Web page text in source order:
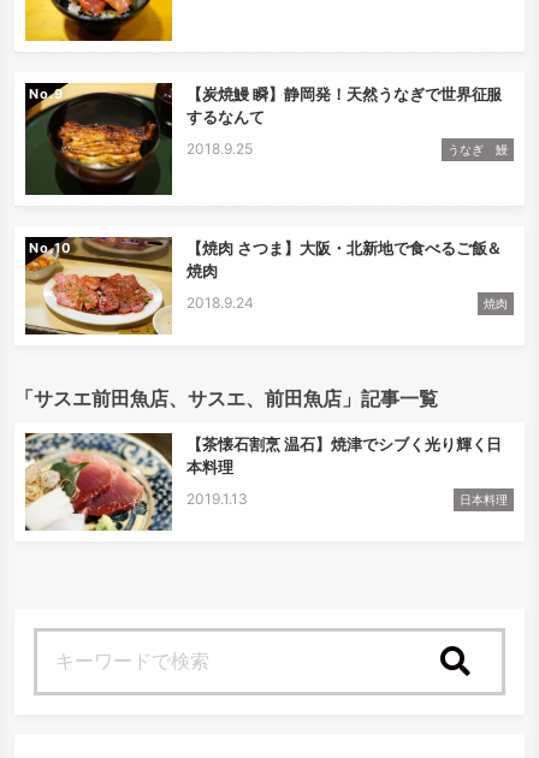
No.
【炭焼鰻 瞬】静岡発！天然うなぎで世界征服
するなんて
2018.9.25 うなぎ 鰻
No.
【焼肉 さつま】大阪・北新地で食べるご飯＆
焼肉
2018.9.24 焼肉
「サスエ前田魚店、サスエ、前田魚店」記事一覧
【茶懐石割烹 温石】焼津でシブく光り輝く日
本料理
2019.1.13 日本料理